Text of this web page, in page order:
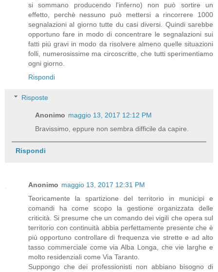
si sommano producendo l'inferno) non può sortire un
effetto, perchè nessuno può mettersi a rincorrere 1000
segnalazioni al giorno tutte du casi diversi. Quindi sarebbe
opportuno fare in modo di concentrare le segnalazioni sui
fatti più gravi in modo da risolvere almeno quelle situazioni
folli, numerosissime ma circoscritte, che tutti sperimentiamo
ogni giorno.
Rispondi
Risposte
Anonimo maggio 13, 2017 12:12 PM
Bravissimo, eppure non sembra difficile da capire.
Rispondi
Anonimo maggio 13, 2017 12:31 PM
Teoricamente la spartizione del territorio in municipi e
comandi ha come scopo la gestione organizzata delle
criticità. Si presume che un comando dei vigili che opera sul
territorio con continuità abbia perfettamente presente che è
più opportuno controllare di frequenza vie strette e ad alto
tasso commerciale come via Alba Longa, che vie larghe e
molto residenziali come Via Taranto.
Suppongo che dei professionisti non abbiano bisogno di